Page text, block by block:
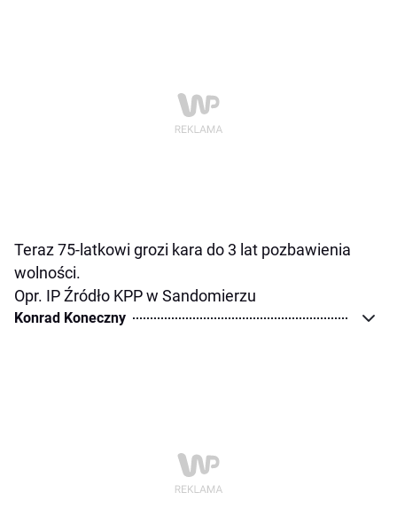
Teraz 75-latkowi grozi kara do 3 lat pozbawienia
wolności.
Opr. IP Źródło KPP w Sandomierzu
Konrad Koneczny